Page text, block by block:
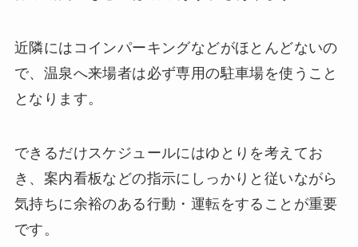
近隣にはコインパーキングなどがほとんどないの
で、温泉へ来場者は必ず専用の駐車場を使うこと
となります。
できるだけスケジュールにはゆとりを考えてお
き、案内看板などの指示にしっかりと従いながら
気持ちに余裕のある行動・運転をすることが重要
です。